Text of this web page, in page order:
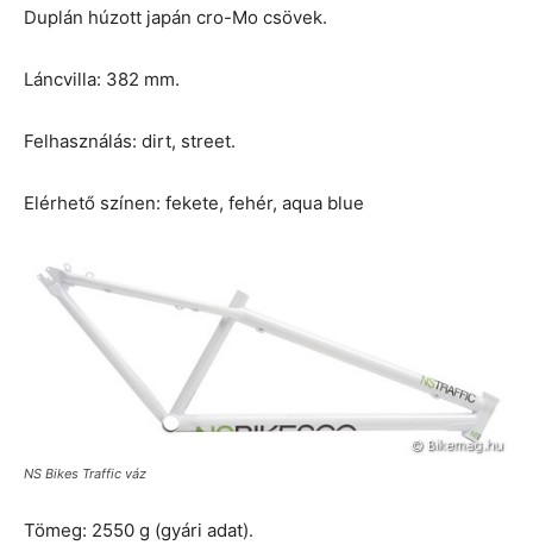
Duplán húzott japán cro-Mo csövek.
Láncvilla: 382 mm.
Felhasználás: dirt, street.
Elérhető színen: fekete, fehér, aqua blue
NS Bikes Traffic váz
Tömeg: 2550 g (gyári adat).